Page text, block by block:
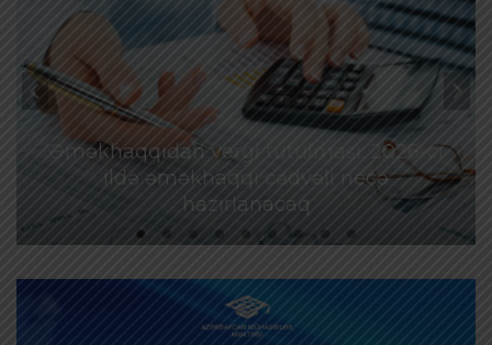
Əməkhaqqıdan vergi tutulması: 2026-cı
ildə əməkhaqqı cədvəli necə
hazırlanacaq